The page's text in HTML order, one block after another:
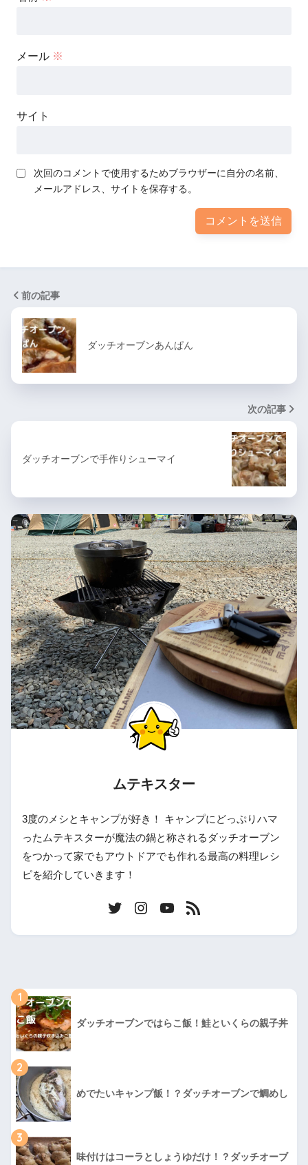
メール ※
サイト
次回のコメントで使用するためブラウザーに自分の名前、
メールアドレス、サイトを保存する。
前の記事
ダッチオーブンあんぱん
次の記事
ダッチオーブンで手作りシューマイ
ムテキスター
3度のメシとキャンプが好き！ キャンプにどっぷりハマ
ったムテキスターが魔法の鍋と称されるダッチオーブン
をつかって家でもアウトドアでも作れる最高の料理レシ
ピを紹介していきます！
1
ダッチオーブンではらこ飯！鮭といくらの親子丼
2
めでたいキャンプ飯！？ダッチオーブンで鯛めし
3
味付けはコーラとしょうゆだけ！？ダッチオーブ